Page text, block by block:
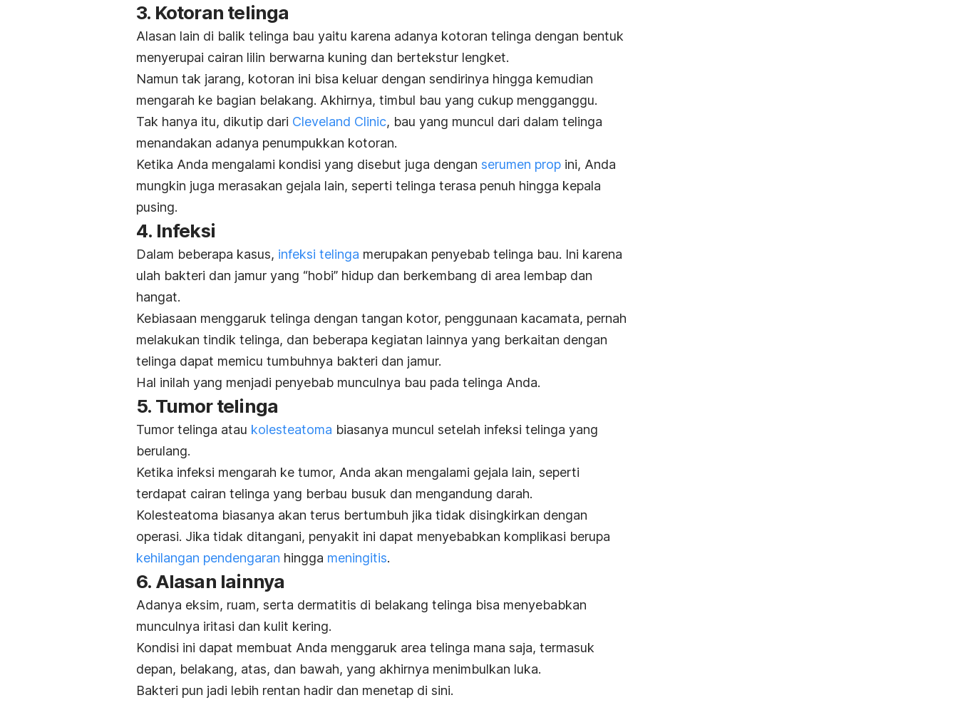
3. Kotoran telinga
Alasan lain di balik telinga bau yaitu karena adanya kotoran telinga dengan bentuk
menyerupai cairan lilin berwarna kuning dan bertekstur lengket.
Namun tak jarang, kotoran ini bisa keluar dengan sendirinya hingga kemudian
mengarah ke bagian belakang. Akhirnya, timbul bau yang cukup mengganggu.
Tak hanya itu, dikutip dari Cleveland Clinic, bau yang muncul dari dalam telinga
menandakan adanya penumpukkan kotoran.
Ketika Anda mengalami kondisi yang disebut juga dengan serumen prop ini, Anda
mungkin juga merasakan gejala lain, seperti telinga terasa penuh hingga kepala
pusing.
4. Infeksi
Dalam beberapa kasus, infeksi telinga merupakan penyebab telinga bau. Ini karena
ulah bakteri dan jamur yang “hobi” hidup dan berkembang di area lembap dan
hangat.
Kebiasaan menggaruk telinga dengan tangan kotor, penggunaan kacamata, pernah
melakukan tindik telinga, dan beberapa kegiatan lainnya yang berkaitan dengan
telinga dapat memicu tumbuhnya bakteri dan jamur.
Hal inilah yang menjadi penyebab munculnya bau pada telinga Anda.
5. Tumor telinga
Tumor telinga atau kolesteatoma biasanya muncul setelah infeksi telinga yang
berulang.
Ketika infeksi mengarah ke tumor, Anda akan mengalami gejala lain, seperti
terdapat cairan telinga yang berbau busuk dan mengandung darah.
Kolesteatoma biasanya akan terus bertumbuh jika tidak disingkirkan dengan
operasi. Jika tidak ditangani, penyakit ini dapat menyebabkan komplikasi berupa
kehilangan pendengaran hingga meningitis.
6. Alasan lainnya
Adanya eksim, ruam, serta dermatitis di belakang telinga bisa menyebabkan
munculnya iritasi dan kulit kering.
Kondisi ini dapat membuat Anda menggaruk area telinga mana saja, termasuk
depan, belakang, atas, dan bawah, yang akhirnya menimbulkan luka.
Bakteri pun jadi lebih rentan hadir dan menetap di sini.